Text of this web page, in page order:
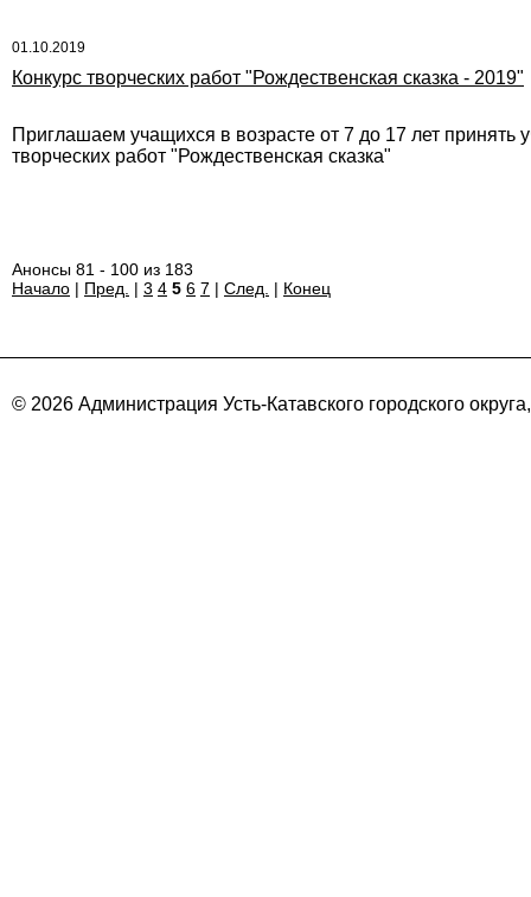
01.10.2019
Конкурс творческих работ "Рождественская сказка - 2019"
Приглашаем учащихся в возрасте от 7 до 17 лет принять
творческих работ "Рождественская сказка"
Анонсы 81 - 100 из 183
Начало | Пред. | 3 4 5 6 7 | След. | Конец
© 2026 Администрация Усть-Катавского городского